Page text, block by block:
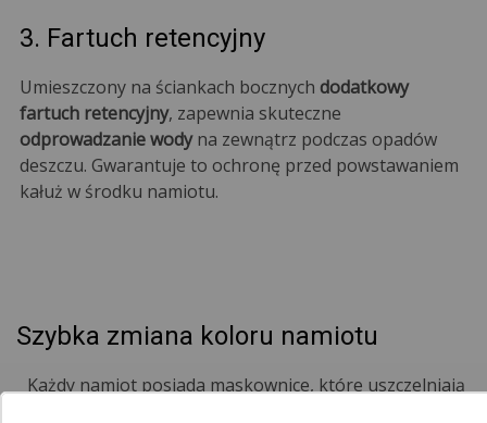
3. Fartuch retencyjny
Umieszczony na ściankach bocznych dodatkowy
fartuch retencyjny, zapewnia skuteczne
odprowadzanie wodyna zewnątrz podczas opadów
deszczu. Gwarantuje to ochronę przed powstawaniem
kałuż w środku namiotu.
Szybka zmiana koloru namiotu
Każdy namiot posiada maskownice, które uszczelniają